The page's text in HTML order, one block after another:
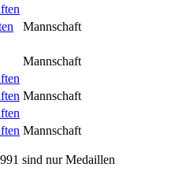
Mannschaft
Mannschaft
Mannschaft
Mannschaft
sind nur Medaillen